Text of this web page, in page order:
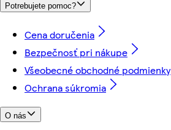
Potrebujete pomoc?
Cena doručenia
Bezpečnosť pri nákupe
Všeobecné obchodné podmienky
Ochrana súkromia
O nás